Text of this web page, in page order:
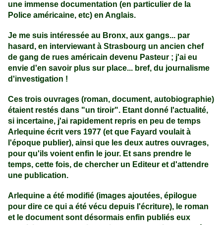
une immense documentation (en particulier de la
Police américaine, etc) en Anglais.
Je me suis intéressée au Bronx, aux gangs... par
hasard, en interviewant à Strasbourg un ancien chef
de gang de rues américain devenu Pasteur ; j'ai eu
envie d'en savoir plus sur place... bref, du journalisme
d'investigation !
Ces trois ouvrages (roman, document, autobiographie)
étaient restés dans "un tiroir". Etant donné l'actualité,
si incertaine, j'ai rapidement repris en peu de temps
Arlequine écrit vers 1977 (et que Fayard voulait à
l'époque publier), ainsi que les deux autres ouvrages,
pour qu'ils voient enfin le jour. Et sans prendre le
temps, cette fois, de chercher un Editeur et d'attendre
une publication.
Arlequine a été modifié (images ajoutées, épilogue
pour dire ce qui a été vécu depuis l'écriture), le roman
et le document sont désormais enfin publiés eux